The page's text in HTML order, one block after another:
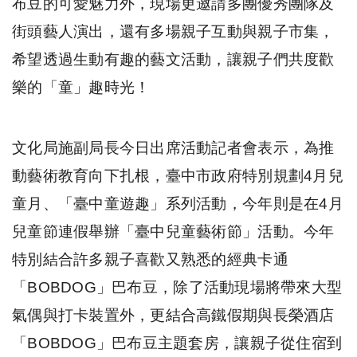
布豆的可愛魅力外，現場更邀請多團優秀團隊及
街頭藝人演出， 還有多場親子互動與親子市集，
希望透過生動有趣的藝文活動， 讓親子們共度歡
樂的「童」趣時光！
文化局施副局長今日出席活動記者會表示，為推
動藝術教育向下扎根，臺中市政府特別規劃4 月兒
童月、「臺中童遊趣」系列活動，今年則是在4 月
兒童節連假舉辦「臺中兒童藝術節」活動。今年
特別結合許多親子喜歡又熟悉的經典卡通
「 BOBDOG 」
巴布豆，除了活動現場將帶來大型
氣偶與打卡裝置外， 更結合高鐵假期與長榮酒店
「 BOBDOG 」巴布豆主題套房，讓親子從住宿到